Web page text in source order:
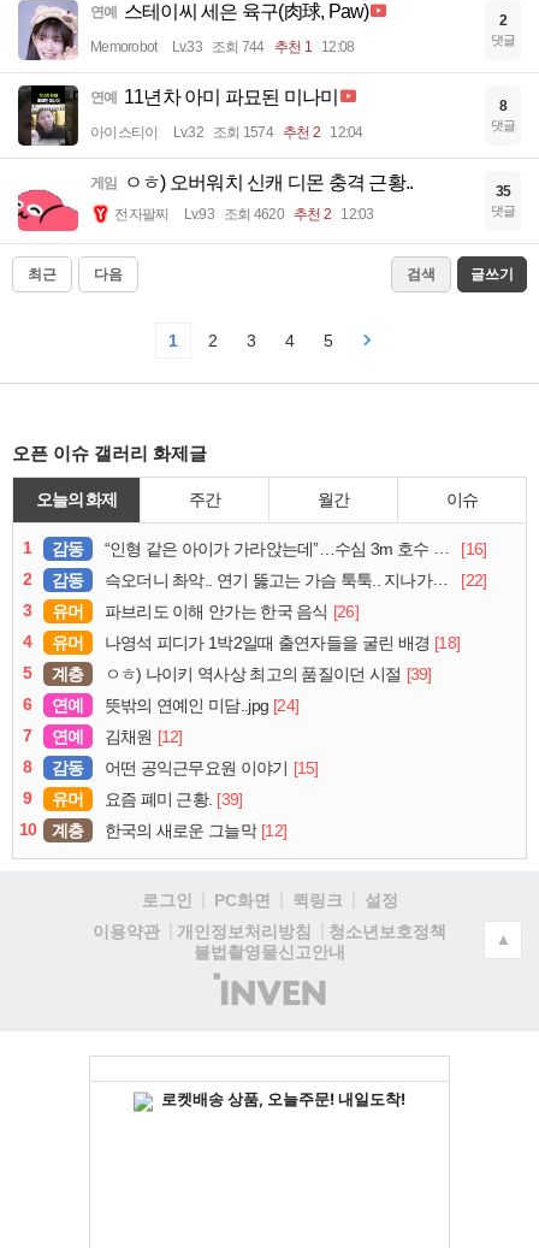
연예 스테이씨 세은 육구(肉球, Paw)
Memorobot Lv.33 조회 744 추천 1 12:08
2
댓글
연예 11년차 아미 파묘된 미나미
아이스티이 Lv.32 조회 1574 추천 2 12:04
8
댓글
게임 ㅇㅎ) 오버워치 신캐 디몬 충격 근황..
전자팔찌 Lv.93 조회 4620 추천 2 12:03
35
댓글
최근 다음 검색 글쓰기
1 2 3 4 5
오픈 이슈 갤러리 화제글
오늘의 화제 주간 월간 이슈
1 감동 “인형 같은 아이가 가라앉는데”…수심 3m 호수 뛰어든 60대 의인
[16]
2
감동 슥오더니 촤악.. 연기 뚫고는 가슴 툭툭.. 지나가던 아재의 정체
[22]
3
유머 파브리도 이해 안가는 한국 음식 [26]
4
유머 나영석 피디가 1박2일때 출연자들을 굴린 배경 [18]
5
계층 ㅇㅎ) 나이키 역사상 최고의 품질이던 시절 [39]
6
연예 뜻밖의 연예인 미담..jpg [24]
7
연예 김채원 [12]
8
감동 어떤 공익근무요원 이야기
[15]
9
유머 요즘 폐미 근황. [39]
10
계층 한국의 새로운 그늘막 [12]
로그인 PC화면 퀵링크
설정
이용약관
개인정보처리방침
청소년보호정책
불법촬영물신고안내
(주)
인
▲